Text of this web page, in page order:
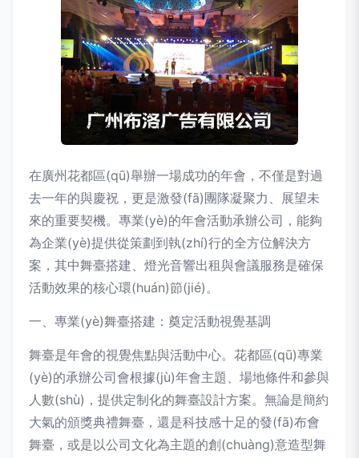
在廣州花都區(qū)舉辦一場成功的年會，不僅是對過
去一年的與慶祝，更是激發(fā)團隊凝聚力、展望未
來的重要契機。專業(yè)的年會活動承辦公司，能夠
為企業(yè)提供從策劃到執(zhí)行的全方位解決方
案，其中舞臺搭建、燈光音響出租與會議服務是確保
活動效果的核心環(huán)節(jié)。
一、專業(yè)舞臺搭建：奠定活動視覺基調
舞臺是年會的視覺焦點與活動中心。花都區(qū)專業
(yè)的承辦公司會根據(jù)年會主題、場地條件和參與
人數(shù)，提供定制化的舞臺設計方案。無論是簡約
大氣的頒獎典禮舞臺，還是科技感十足的發(fā)布會
舞臺，或是以公司文化為主題的創(chuàng)意造型舞